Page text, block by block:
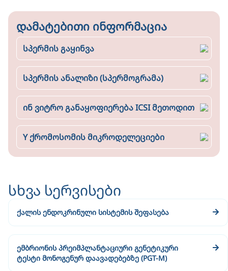
დამატებითი ინფორმაცია
სპერმის გაყინვა
სპერმის ანალიზი (სპერმოგრამა)
ინ ვიტრო განაყოფიერება ICSI მეთოდით
Y ქრომოსომის მიკროდელეციები
სხვა სერვისები
ქალის ენდოკრინული სისტემის შეფასება
ემბრიონის პრეიმპლანტაციური გენეტიკური
ტესტი მონოგენურ დაავადებებზე (PGT-M)